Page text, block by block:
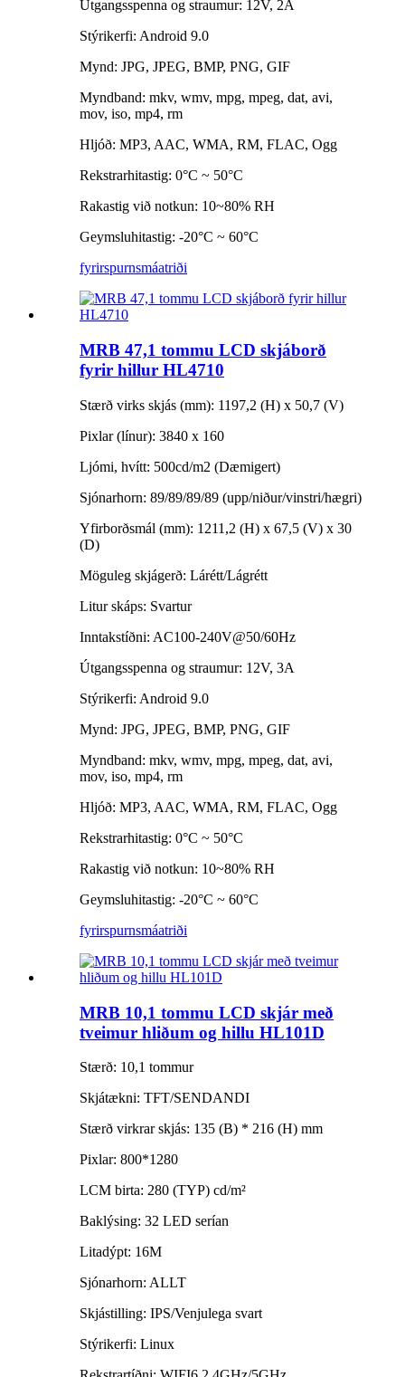
Útgangsspenna og straumur: 12V, 2A
Stýrikerfi: Android 9.0
Mynd: JPG, JPEG, BMP, PNG, GIF
Myndband: mkv, wmv, mpg, mpeg, dat, avi,
mov, iso, mp4, rm
Hljóð: MP3, AAC, WMA, RM, FLAC, Ogg
Rekstrarhitastig: 0°C ~ 50°C
Rakastig við notkun: 10~80% RH
Geymsluhitastig: -20°C ~ 60°C
fyrirspurnsmáatriði
MRB 47,1 tommu LCD skjáborð
fyrir hillur HL4710
Stærð virks skjás (mm): 1197,2 (H) x 50,7 (V)
Pixlar (línur): 3840 x 160
Ljómi, hvítt: 500cd/m2 (Dæmigert)
Sjónarhorn: 89/89/89/89 (upp/niður/vinstri/hægri)
Yfirborðsmál (mm): 1211,2 (H) x 67,5 (V) x 30
(D)
Möguleg skjágerð: Lárétt/Lágrétt
Litur skáps: Svartur
Inntakstíðni: AC100-240V@50/60Hz
Útgangsspenna og straumur: 12V, 3A
Stýrikerfi: Android 9.0
Mynd: JPG, JPEG, BMP, PNG, GIF
Myndband: mkv, wmv, mpg, mpeg, dat, avi,
mov, iso, mp4, rm
Hljóð: MP3, AAC, WMA, RM, FLAC, Ogg
Rekstrarhitastig: 0°C ~ 50°C
Rakastig við notkun: 10~80% RH
Geymsluhitastig: -20°C ~ 60°C
fyrirspurnsmáatriði
MRB 10,1 tommu LCD skjár með
tveimur hliðum og hillu HL101D
Stærð: 10,1 tommur
Skjátækni: TFT/SENDANDI
Stærð virkrar skjás: 135 (B) * 216 (H) mm
Pixlar: 800*1280
LCM birta: 280 (TYP) cd/m²
Baklýsing: 32 LED serían
Litadýpt: 16M
Sjónarhorn: ALLT
Skjástilling: IPS/Venjulega svart
Stýrikerfi: Linux